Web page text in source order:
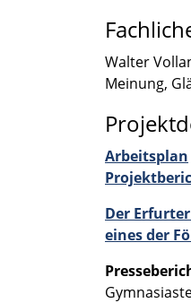
Walter
Meinung,
Arbeits­plan
Der
eines der